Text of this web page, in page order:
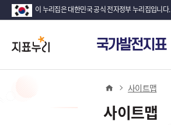
이 누리집은 대한민국 공식 전자정부 누리집입니다.
지
표
누
국가발전지표
사이트맵
사이트맵